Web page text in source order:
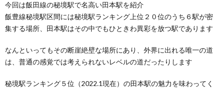
今回は飯田線の秘境駅で名高い田本駅を紹介
飯豊線秘境駅区間には秘境駅ランキング上位２０位のうち６駅が密
集する場所、田本駅はその中でもひときわ異彩を放つ駅であります
なんといってもその断崖絶壁な場所にあり、外界に出れる唯一の道
は、普通の感覚では考えられないレベルの道だったりします
秘境駅ランキング５位（2022.1現在）の田本駅の魅力を味わってく